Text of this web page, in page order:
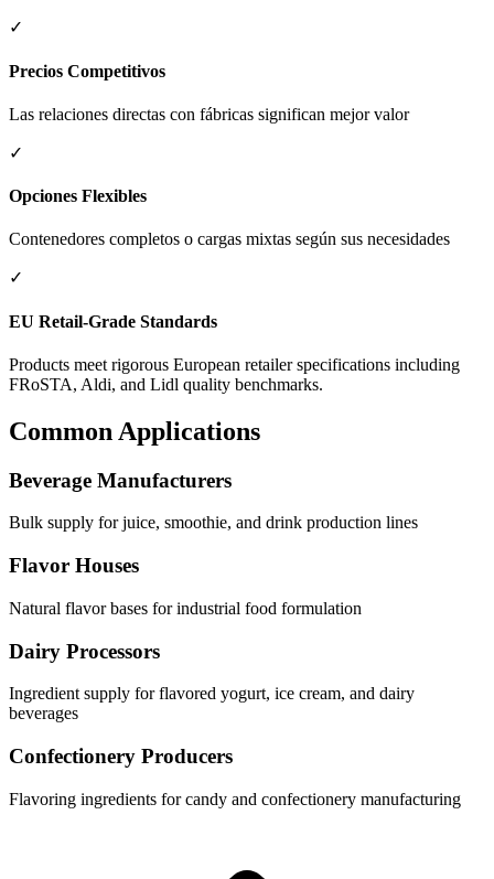
✓
Precios Competitivos
Las relaciones directas con fábricas significan mejor valor
✓
Opciones Flexibles
Contenedores completos o cargas mixtas según sus necesidades
✓
EU Retail-Grade Standards
Products meet rigorous European retailer specifications including
FRoSTA, Aldi, and Lidl quality benchmarks.
Common Applications
Beverage Manufacturers
Bulk supply for juice, smoothie, and drink production lines
Flavor Houses
Natural flavor bases for industrial food formulation
Dairy Processors
Ingredient supply for flavored yogurt, ice cream, and dairy
beverages
Confectionery Producers
Flavoring ingredients for candy and confectionery manufacturing